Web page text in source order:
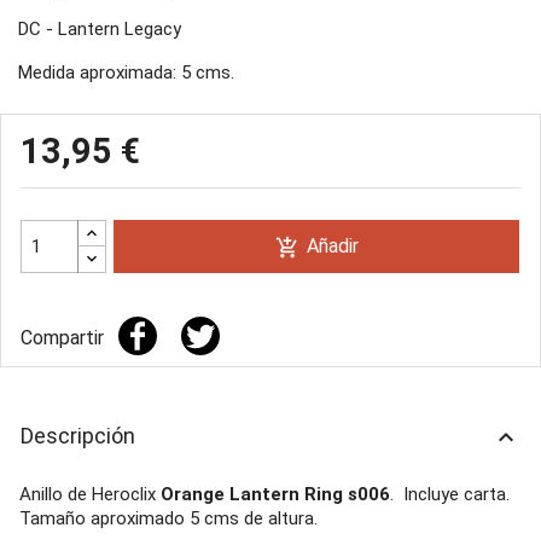
DC - Lantern Legacy
Medida aproximada: 5 cms.
13,95 €
add_shopping_cart Añadir
Compartir
Descripción keyboard_arrow_up
Anillo de Heroclix Orange Lantern Ring s006. Incluye carta.
Tamaño aproximado 5 cms de altura.